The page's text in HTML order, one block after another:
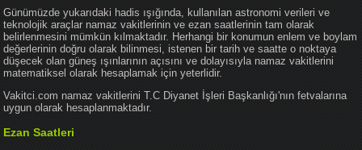
Günümüzde yukarıdaki hadis ışığında, kullanılan astronomi verileri ve
teknolojik araçlar namaz vakitlerinin ve ezan saatlerinin tam olarak
belirlenmesini mümkün kılmaktadır. Herhangi bir konumun enlem ve boylam
değerlerinin doğru olarak bilinmesi, istenen bir tarih ve saatte o noktaya
düşecek olan güneş ışınlarının açısını ve dolayısıyla namaz vakitlerini
matematiksel olarak hesaplamak için yeterlidir.
Vakitci.com namaz vakitlerini T.C Diyanet İşleri Başkanlığı'nın fetvalarına
uygun olarak hesaplanmaktadır.
Ezan Saatleri